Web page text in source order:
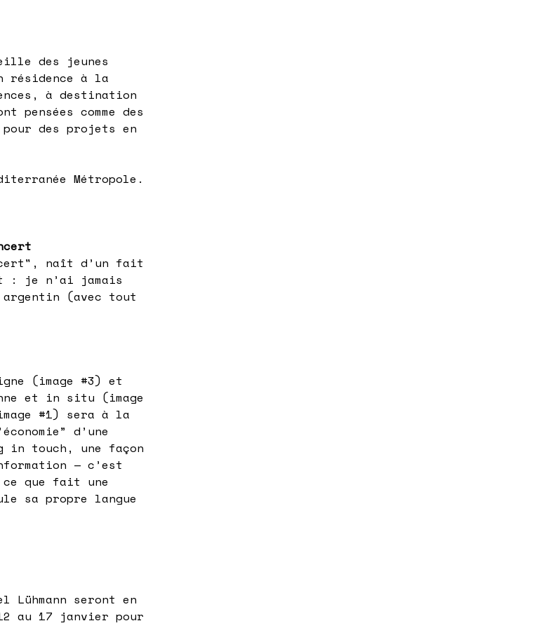
des jeunes
résidence à la
à destination
comme des
des projets en
Métropole.
naît d’un fait
: je n’ai jamais
argentin (avec tout
(image #3) et
et in situ (image
#1) sera à la
d’une
in touch, une façon
— c’est
ce que fait une
sa propre langue
Lühmann seront en
au 17 janvier pour